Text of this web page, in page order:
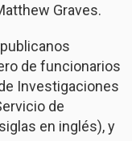
Graves.
de funcionarios
Investigaciones
de
en inglés), y